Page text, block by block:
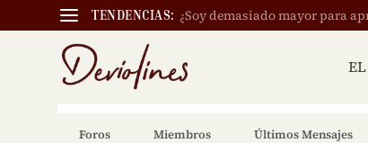
TENDENCIAS: ¿Soy demasiado mayor para
Foros Miembros Últimos Mensajes